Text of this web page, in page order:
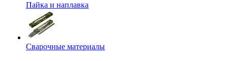
Пайка и наплавка
Сварочные материалы